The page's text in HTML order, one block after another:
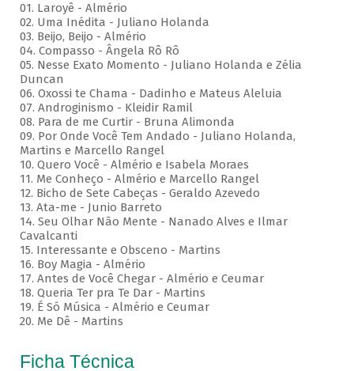
01. Laroyê - Almério
02. Uma Inédita - Juliano Holanda
03. Beijo, Beijo - Almério
04. Compasso - Ângela Rô Rô
05. Nesse Exato Momento - Juliano Holanda e Zélia
Duncan
06. Oxossi te Chama - Dadinho e Mateus Aleluia
07. Androginismo - Kleidir Ramil
08. Para de me Curtir - Bruna Alimonda
09. Por Onde Você Tem Andado - Juliano Holanda,
Martins e Marcello Rangel
10. Quero Você - Almério e Isabela Moraes
11. Me Conheço - Almério e Marcello Rangel
12. Bicho de Sete Cabeças - Geraldo Azevedo
13. Ata-me - Junio Barreto
14. Seu Olhar Não Mente - Nanado Alves e Ilmar
Cavalcanti
15. Interessante e Obsceno - Martins
16. Boy Magia - Almério
17. Antes de Você Chegar - Almério e Ceumar
18. Queria Ter pra Te Dar - Martins
19. É Só Música - Almério e Ceumar
20. Me Dê - Martins
Ficha Técnica